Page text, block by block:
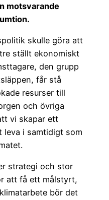
motsvarande
skulle göra att
ställt ekonomiskt
den grupp
får stå
resurser till
och övriga
vi skapar ett
leva i samtidigt som
strategi och stor
att få ett målstyrt,
bör det